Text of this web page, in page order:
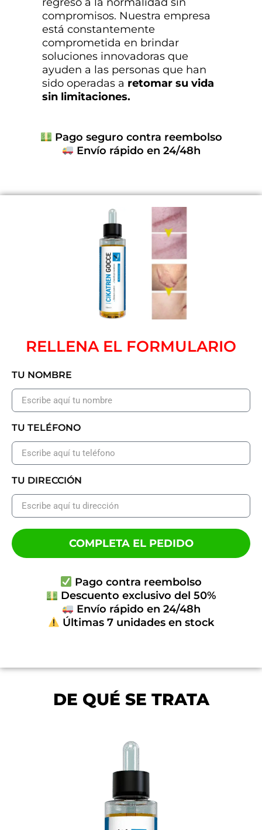
compromisos. Nuestra empresa
está constantemente
comprometida en brindar
soluciones innovadoras que
ayuden a las personas que han
sido operadas a retomar su vida
sin limitaciones.
Pago seguro contra reembolso
Envío rápido en 24/48h
RELLENA EL FORMULARIO
TU NOMBRE
TU TELÉFONO
TU DIRECCIÓN
COMPLETA EL PEDIDO
Pago contra reembolso
Descuento exclusivo del 50%
Envío rápido en 24/48h
Últimas 7 unidades en stock
DE QUÉ SE TRATA